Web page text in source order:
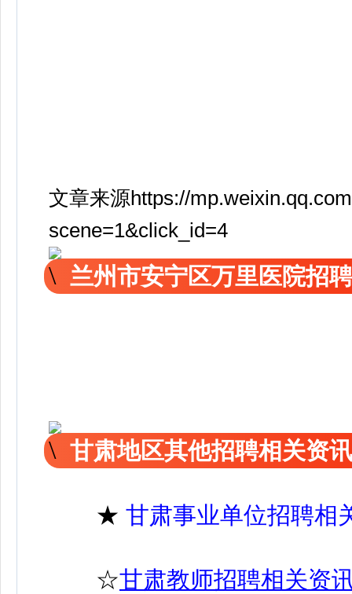
文章来源https://
scene=1&click_id=4
兰州市安宁区万里医院招
甘肃地区其他招聘相关资
★ 甘肃事业单位招聘相
☆甘肃教师招聘相关资